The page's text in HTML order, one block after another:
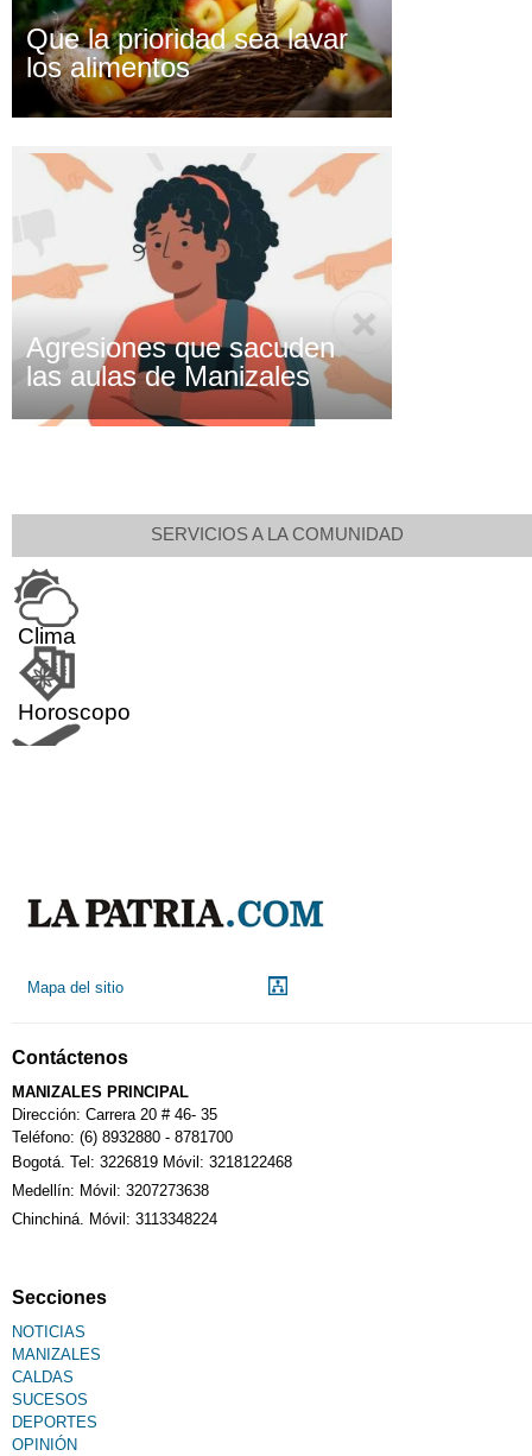
Que la prioridad sea lavar
los alimentos
Agresiones que sacuden
las aulas de Manizales
SERVICIOS A LA COMUNIDAD
Clima
Horoscopo
Calendario Tributario
Sudoku
Mapa del sitio
Contáctenos
MANIZALES PRINCIPAL
Dirección: Carrera 20 # 46- 35
Teléfono: (6) 8932880 - 8781700
Bogotá. Tel: 3226819 Móvil: 3218122468
Medellín: Móvil: 3207273638
Chinchiná. Móvil: 3113348224
Secciones
NOTICIAS
MANIZALES
CALDAS
SUCESOS
DEPORTES
OPINIÓN